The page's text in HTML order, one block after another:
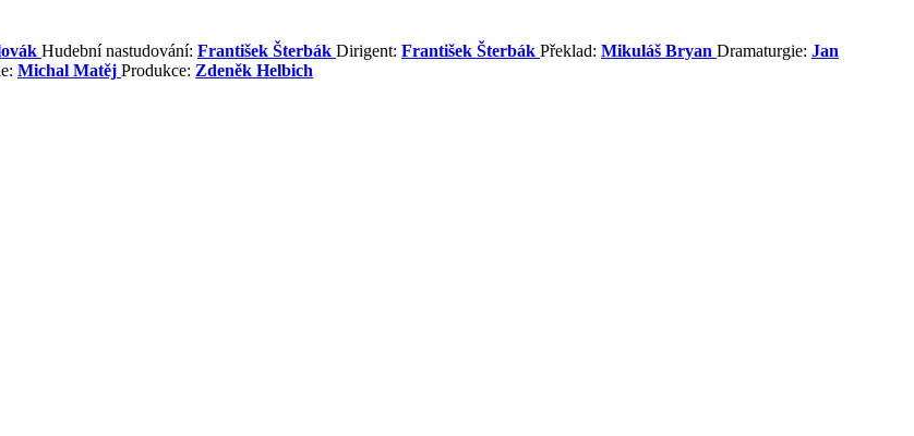
Hudební nastudování: František Šterbák Dirigent: František Šterbák Překlad: Mikuláš Bryan Dramaturgie: Jan
Michal Matěj Produkce: Zdeněk Helbich